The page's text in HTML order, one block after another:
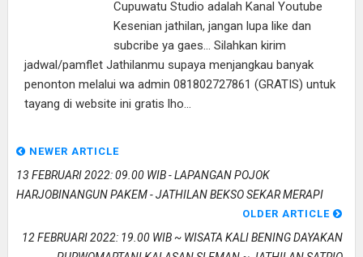
Cupuwatu Studio adalah Kanal Youtube
Kesenian jathilan, jangan lupa like dan
subcribe ya gaes... Silahkan kirim
jadwal/pamflet Jathilanmu supaya menjangkau banyak
penonton melalui wa admin 081802727861 (GRATIS) untuk
tayang di website ini gratis lho...
NEWER ARTICLE
13 FEBRUARI 2022: 09.00 WIB - LAPANGAN POJOK
HARJOBINANGUN PAKEM - JATHILAN BEKSO SEKAR MERAPI
OLDER ARTICLE
12 FEBRUARI 2022: 19.00 WIB ~ WISATA KALI BENING DAYAKAN